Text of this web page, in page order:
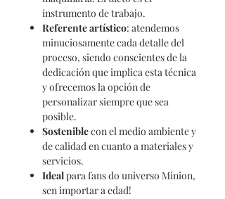
instrumento de trabajo.
Referenteartístico: atendemos
minuciosamente cada detalle del
proceso, siendo conscientes de la
dedicación que implica esta técnica
y ofrecemos la opción de
personalizar siempre que sea
posible.
Sosteniblecon el medio ambiente y
de calidad en cuanto a materiales y
servicios.
Idealpara fans do universo Minion,
sen importar a edad!